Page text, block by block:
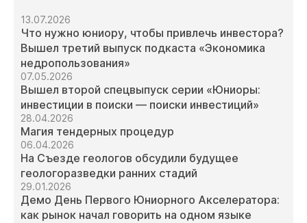
13.07.2026
Что нужно юниору, чтобы привлечь инвестора?
Вышел третий выпуск подкаста «Экономика
недропользования»
07.05.2026
Вышел второй спецвыпуск серии «Юниоры:
инвестиции в поиски — поиски инвестиций»
28.04.2026
Магия тендерных процедур
06.04.2026
На Съезде геологов обсудили будущее
геологоразведки ранних стадий
29.01.2026
Демо День Первого Юниорного Акселератора:
как рынок начал говорить на одном языке